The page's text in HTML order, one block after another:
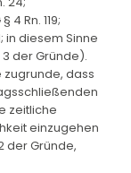
Rn. 119;
in diesem Sinne
3 der Gründe).
dass
zeitliche
einzugehen
der Gründe,